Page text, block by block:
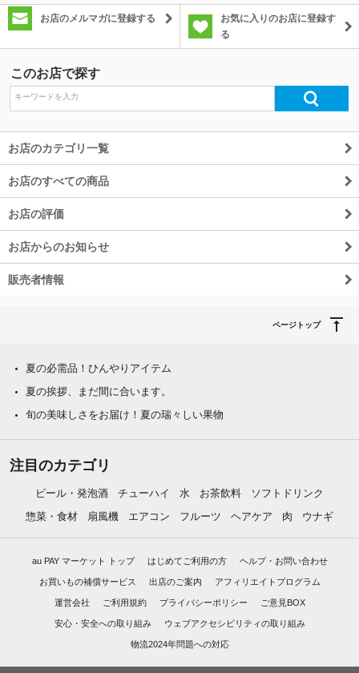
お店のメルマガに登録する
お気に入りのお店に登録す
る
このお店で探す
お店のカテゴリ一覧
お店のすべての商品
お店の評価
お店からのお知らせ
販売者情報
ページトップ
夏の必需品！ひんやりアイテム
夏の挨拶、まだ間に合います。
旬の美味しさをお届け！夏の瑞々しい果物
注目のカテゴリ
ビール・発泡酒 チューハイ 水 お茶飲料
ソフトドリンク
惣菜・食材
扇風機 エアコン フルーツ ヘアケア 肉 ウナギ
au PAY マーケット トップ はじめてご利用の方 ヘルプ・お問い合わせ
お買いもの補償サービス 出店のご案内 アフィリエイトプログラム
運営会社 ご利用規約 プライバシーポリシー ご意見BOX
安心・安全への取り組み ウェブアクセシビリティの取り組み
物流2024年問題への対応